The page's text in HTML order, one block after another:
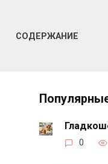
СОДЕРЖАНИЕ
0